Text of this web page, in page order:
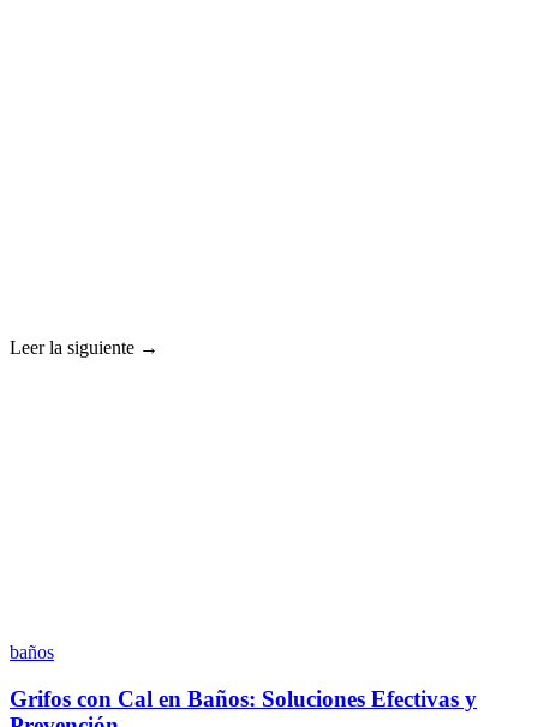
Leer la siguiente →
baños
Grifos con Cal en Baños: Soluciones Efectivas y